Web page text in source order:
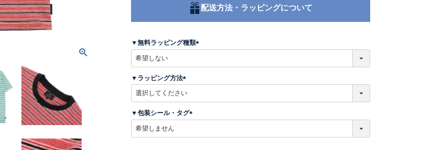
配送方法・ラッピングについて
▼無料ラッピング種類
)
▼ラッピング方法
須
)
▼包装シール・タグ